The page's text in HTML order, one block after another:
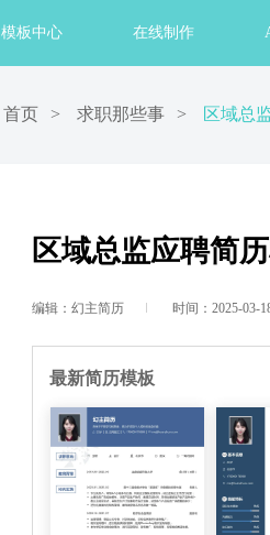
模板中心 在线制作
首页 > 求职那些事 > 区域总
区域总监应聘简
编辑：幻主简历 时间：2025-03-
最新简历模板